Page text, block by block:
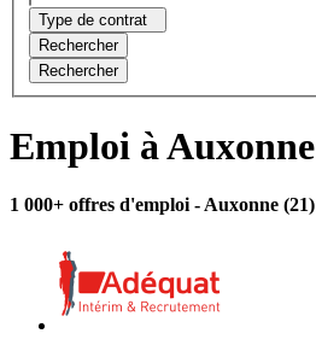
Type de contrat
Rechercher
Rechercher
Emploi à Auxonne
1 000+ offres d'emploi - Auxonne (21)